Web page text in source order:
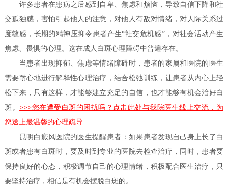
许多患者在患病之后感到自卑、焦虑和烦恼，导致自信下降和社
交孤独感，害怕引起他人的注意，对他人有敌对情绪，对人际关系过
度敏感，长期的精神压抑令患者产生“社交危机感”，对社会活动产生
焦虑、畏惧的心理。这在成人白斑心理障碍中普遍存在。
当患者出现抑郁、焦虑等情绪障碍时，患者的家属和医院的医生
需要耐心地进行解释性心理治疗，结合松弛训练，让患者从内心上轻
松下来，只有这样，才能够建立充足的自信，也才能够有机会治好白
斑。>>>您在遭受白斑的困扰吗？点击此处与我院医生线上交流，为
您送上最温馨的心理疏导
昆明白癜风医院的医生提醒患者： 如果患者发现自己身上长了白
斑或者患有白斑时，要及时到专业的医院去检查治疗，同时，患者要
保持良好的心态，积极调节自己的心理情绪，积极配合医生治疗，只
要坚持治疗，相信是有机会摆脱白斑的。